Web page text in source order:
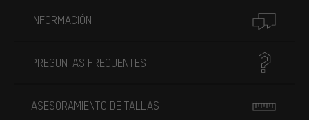
INFORMACIÓN
PREGUNTAS FRECUENTES
ASESORAMIENTO DE TALLAS